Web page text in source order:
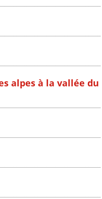
alpes à la vallée du